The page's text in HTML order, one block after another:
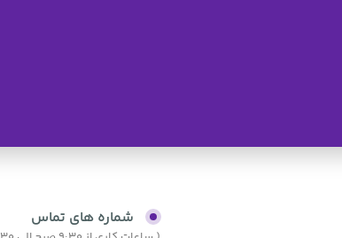
شماره های تماس